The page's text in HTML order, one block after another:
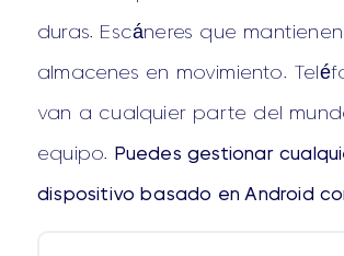
duras. Escáneres que
almacenes en movimiento.
van a cualquier parte del
equipo. Puedes gestionar
dispositivo basado en Android